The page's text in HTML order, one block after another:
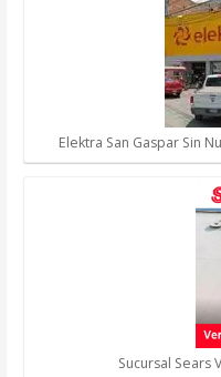
Elektra San Gaspar Sin
Sucursal Sears